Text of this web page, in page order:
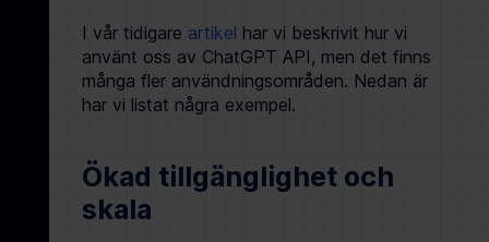
I vår tidigare artikel har vi beskrivit hur vi
använt oss av ChatGPT API, men det finns
många fler användningsområden. Nedan är
har vi listat några exempel.
Ökad tillgänglighet och
skala